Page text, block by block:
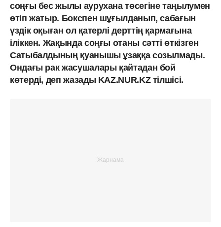
соңғы бес жылы аурухана төсегіне таңылумен
өтіп жатыр. Бокспен шұғылданып, сабағын
үздік оқыған ол қатерлі дерттің қармағына
іліккен. Жақында соңғы отаны сәтті өткізген
Сатыбалдының қуанышы ұзаққа созылмады.
Ондағы рак жасушалары қайтадан бой
көтерді, деп жазады KAZ.NUR.KZ тілшісі.